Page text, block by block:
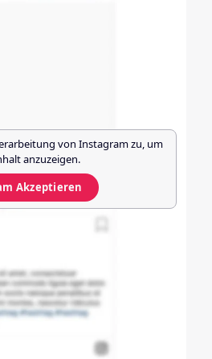
von Instagramzu, um
anzuzeigen.
Akzeptieren